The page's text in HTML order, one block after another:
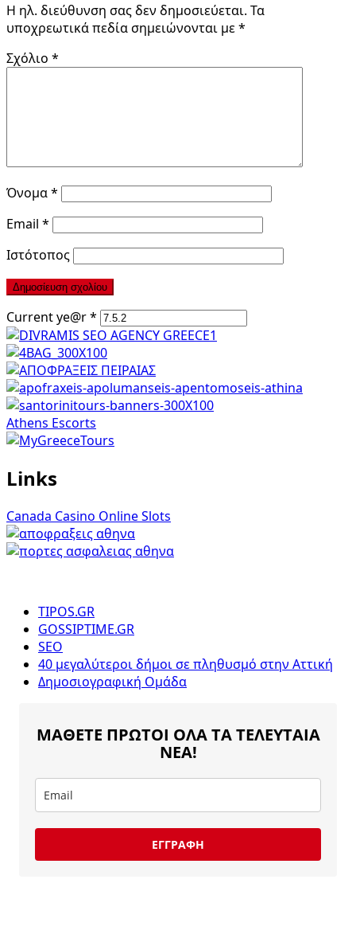
Η ηλ. διεύθυνση σας δεν δημοσιεύεται. Τα
υποχρεωτικά πεδία σημειώνονται με*
Σχόλιο *
Όνομα*
Email *
Ιστότοπος
Current ye@r*
Athens Escorts
Links
Canada Casino Online Slots
TIPOS.GR
GOSSIPTIME.GR
SEO
40 μεγαλύτεροι δήμοι σε πληθυσμό στην Αττική
Δημοσιογραφική Ομάδα
ΜΑΘΕΤΕ ΠΡΩΤΟΙ ΟΛΑ ΤΑ ΤΕΛΕΥΤΑΙΑ
ΝΕΑ!
ΕΓΓΡΑΦΗ